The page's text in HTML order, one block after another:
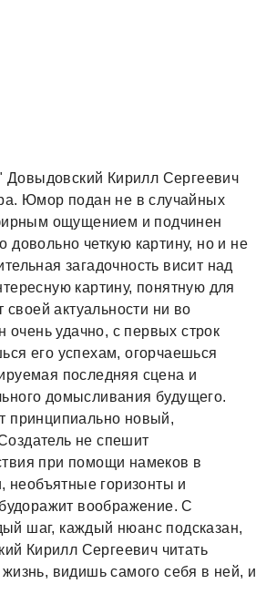
Довыдовский Кирилл Сергеевич
Юмор подан не в случайных
ощущением и подчинен
четкую картину, но и не
загадочность висит над
картину, понятную для
актуальности ни во
очень удачно, с первых строк
его успехам, огорчаешься
последняя сцена и
домысливания будущего.
принципиально новый,
не спешит
при помощи намеков в
необъятные горизонты и
воображение. С
шаг, каждый нюанс подсказан,
Кирилл Сергеевич читать
видишь самого себя в ней, и